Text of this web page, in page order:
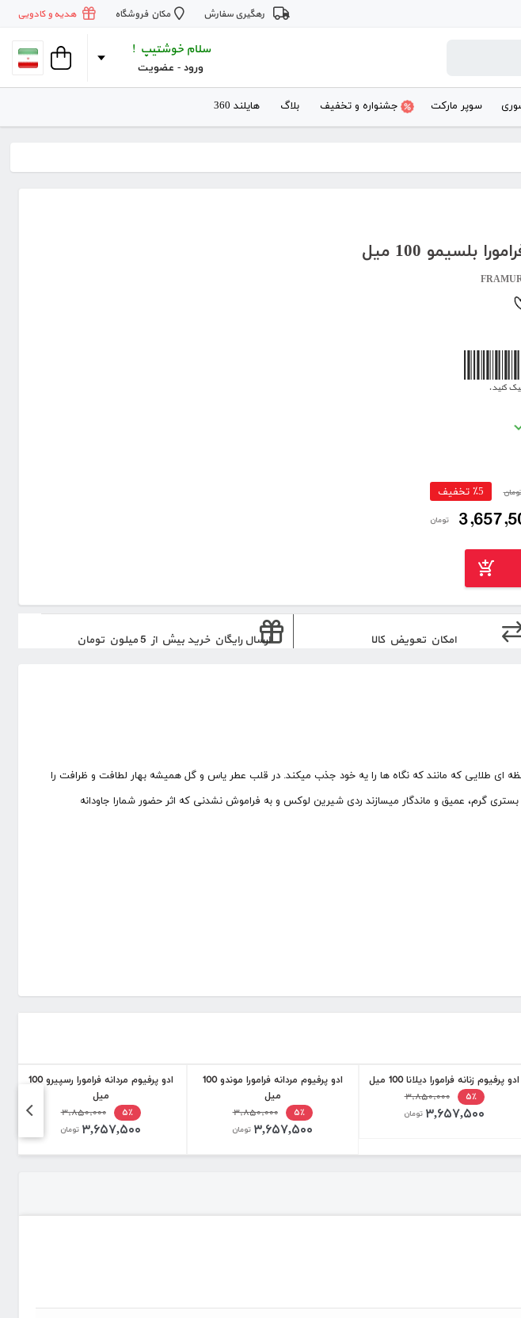
رهگیری سفارش مکان فروشگاه هدیه و کادویی
سلام خوشتیپ !
ورود - عضویت
سوپر مارکت جشنواره و تخفیف بلاگ هایلند 360
بلسیمو 100 میل
کنید.
٪5 تخفیف
تومان
امکان تعویض کالا ارسال رایگان خرید بیش از 5 میلون تومان
ای طلایی که مانند که نگاه ها را یه خود جذب میکند. در قلب عطر یاس و گل همیشه بهار لطافت و ظرافت را
گرم، عمیق و ماندگار میسازند ردی شیرین لوکس و به فراموش نشدنی که اثر حضور شمارا جاودانه
ادو پرفیوم زنانه فرامورا دیلانا 100 میل
۵٪
۳,۸۵۰,۰۰۰
۳,۶۵۷,۵۰۰ تومان
ادو پرفیوم مردانه فرامورا موندو 100
میل
۵٪
۳,۸۵۰,۰۰۰
۳,۶۵۷,۵۰۰ تومان
ادو پرفیوم مردانه فرامورا رسپیرو 100
میل
۵٪
۳,۸۵۰,۰۰۰
۳,۶۵۷,۵۰۰ تومان